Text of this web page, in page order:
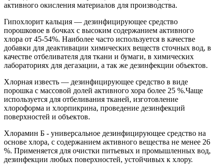
активного окисления материалов для производства.
Гипохлорит кальция — дезинфицирующее средство
порошковое в бочках с высоким содержанием активного
хлора от 45-54%. Наиболее часто используется в качестве
добавки для деактивации химических веществ сточных вод, в
качестве отбеливателя для ткани и бумаги, в химических
лабораториях для дегазации, а так же дезинфекции объектов.
Хлорная известь — дезинфицирующее средство в виде
порошка с массовой долей активного хора более 25 %.Чаще
используется для отбеливания тканей, изготовление
хлороформа и хлорпикрина, проведение дезинфекций
поверхностей и объектов.
Хлорамин Б - универсальное дезинфицирующее средство на
основе хлора, с содержанием активного вещества не менее 26
%. Применяется для очистки питьевых и промышленных вод,
дезинфекции любых поверхностей, устойчивых к хлору.